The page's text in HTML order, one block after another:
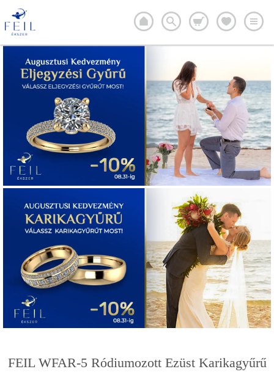
FEIL WFAR-5 Ródiumozott Ezüst Karikagyűrű